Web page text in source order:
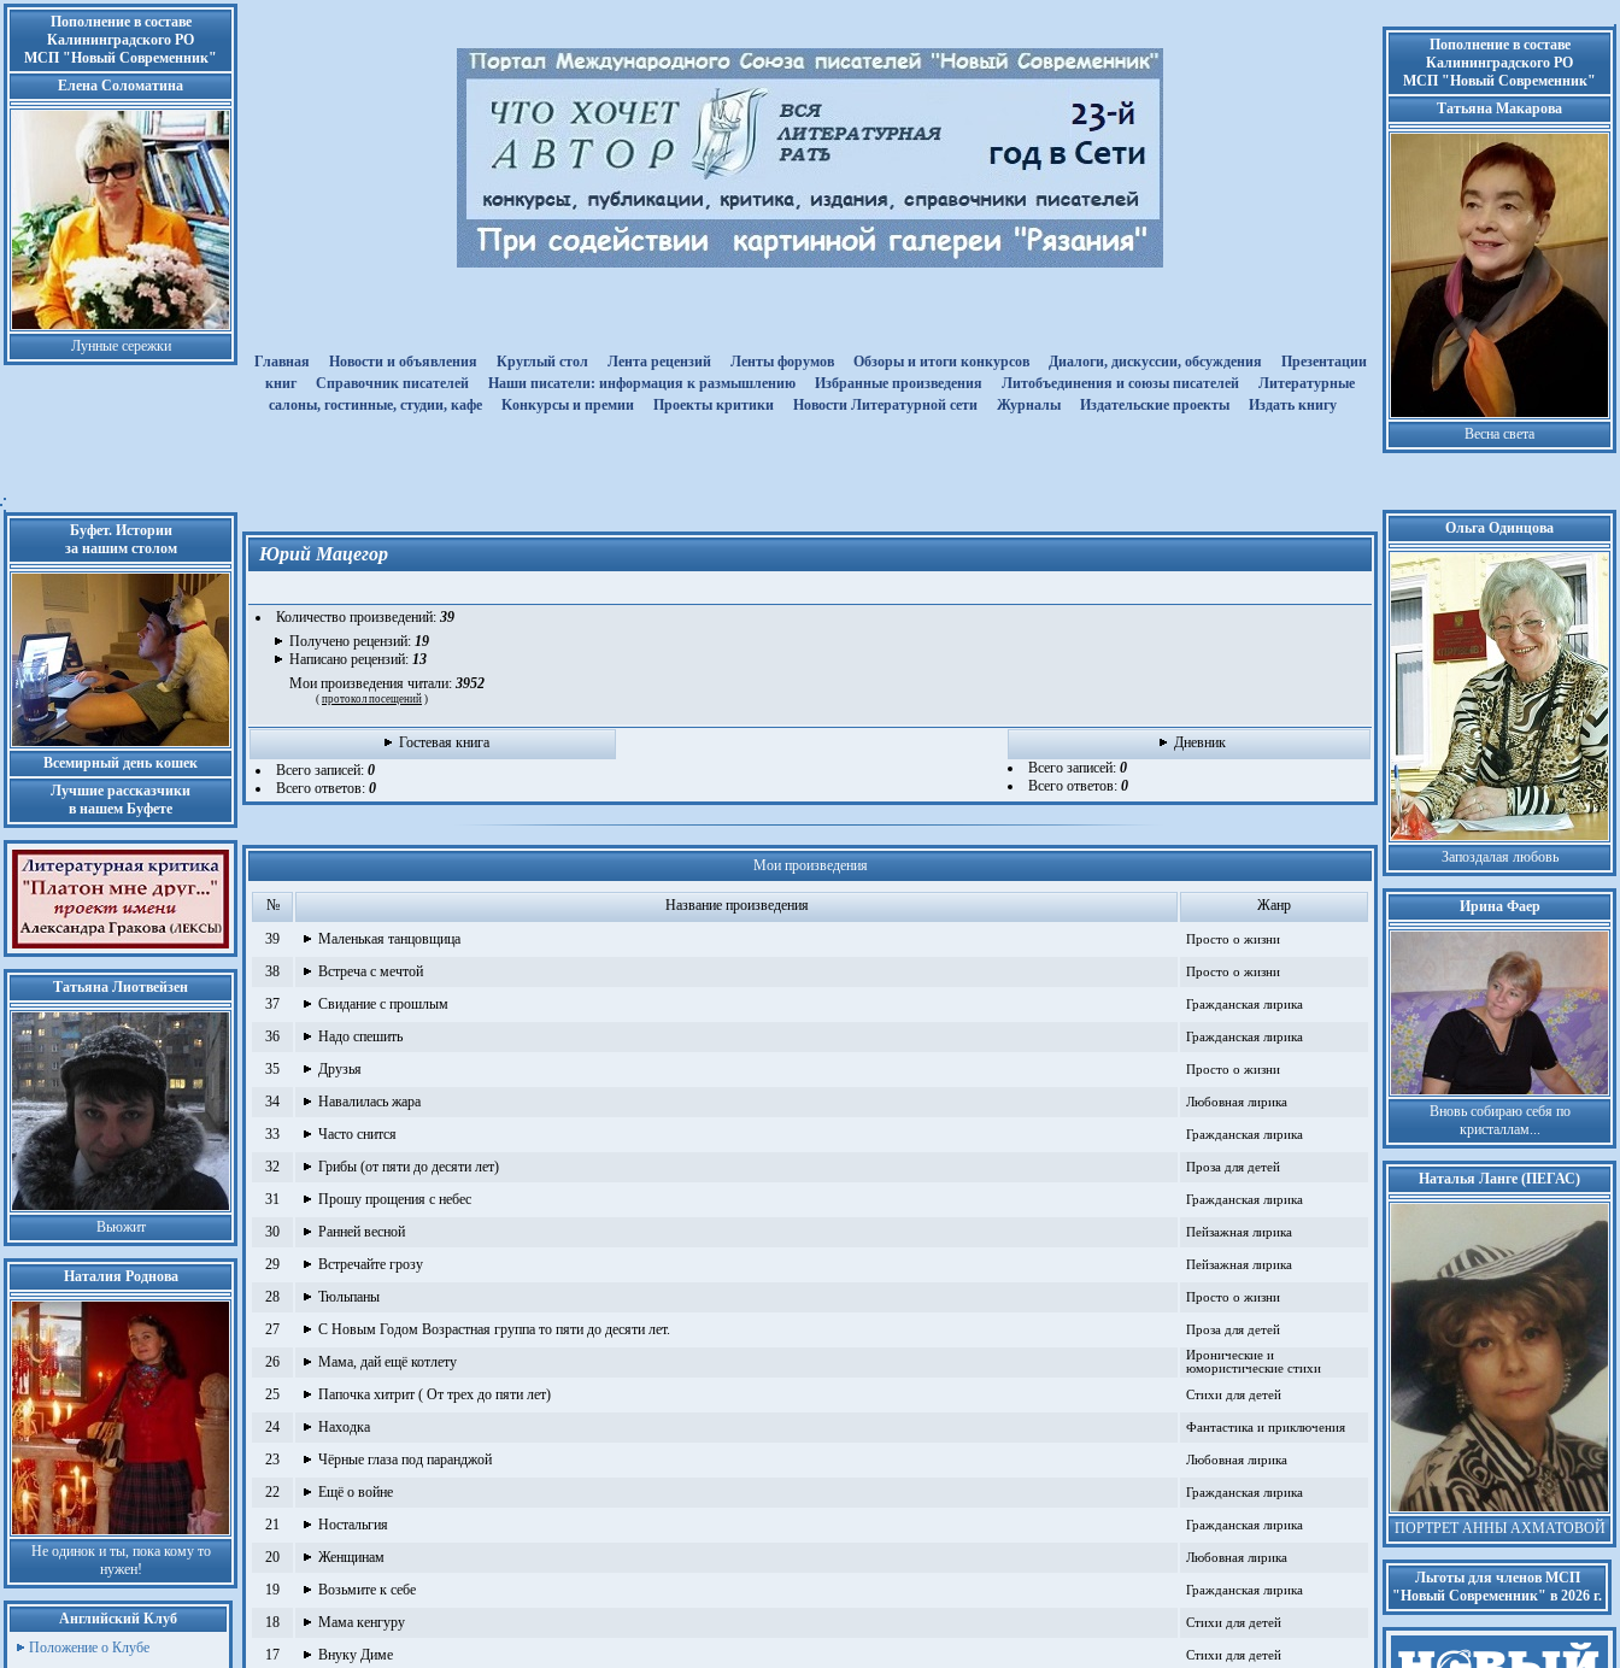
Пополнение в составе
Калининградского РО
МСП "Новый Современник"
Елена Соломатина
Лунные сережки
Главная
Новости и объявления Круглый стол Лента рецензий Ленты форумов Обзоры и итоги конкурсов Диалоги, дискуссии, обсуждения
Презентации
книг
Cправочник писателей Наши писатели: информация к размышлению Избранные произведения Литобъединения и союзы писателей
Литературные
салоны, гостинные, студии, кафе
Kонкурсы и премии Проекты критики Новости Литературной сети Журналы Издательские проекты Издать книгу
Пополнение в составе
Калининградского РО
МСП "Новый Современник"
Татьяна Макарова
Весна света
Буфет. Истории
за нашим столом
Всемирный день кошек
Лучшие рассказчики
в нашем Буфете
Татьяна Лиотвейзен
Вьюжит
Наталия Роднова
Не одинок и ты, пока кому то
нужен!
Английский Клуб
Положение о Клубе
Юрий Мацегор
Количество произведений: 39
Получено рецензий: 19
Написано рецензий: 13
Мои произведения читали: 3952
( протокол посещений )
Гостевая книга
Дневник
Всего записей: 0
Всего ответов: 0
Всего записей: 0
Всего ответов: 0
Мои произведения
№ Название произведения
Жанр
39
Маленькая танцовщица Просто о жизни
38 Встреча с мечтой Просто о жизни
37 Свидание с прошлым Гражданская лирика
36 Надо спешить Гражданская лирика
35 Друзья Просто о жизни
34 Навалилась жара Любовная лирика
33 Часто снится Гражданская лирика
32 Грибы (от пяти до десяти лет) Проза для детей
31 Прошу прощения с небес Гражданская лирика
30 Ранней весной Пейзажная лирика
29 Встречайте грозу Пейзажная лирика
28 Тюльпаны Просто о жизни
27 С Новым Годом Возрастная группа то пяти до десяти лет. Проза для детей
26 Мама, дай ещё котлету
Иронические и
юмористические стихи
25 Папочка хитрит ( От трех до пяти лет) Стихи для детей
24 Находка Фантастика и приключения
23 Чёрные глаза под паранджой Любовная лирика
22 Ещё о войне Гражданская лирика
21 Ностальгия Гражданская лирика
20 Женщинам Любовная лирика
19 Возьмите к себе Гражданская лирика
18 Мама кенгуру Стихи для детей
17 Внуку Диме Стихи для детей
Ольга Одинцова
Запоздалая любовь
Ирина Фаер
Вновь собираю себя по
кристаллам...
Наталья Ланге (ПЕГАС)
ПОРТРЕТ АННЫ АХМАТОВОЙ
Льготы для членов МСП
"Новый Современник" в 2026 г.